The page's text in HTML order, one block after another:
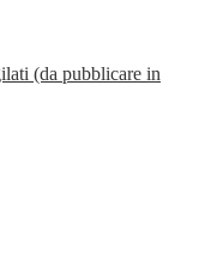
(da pubblicare in